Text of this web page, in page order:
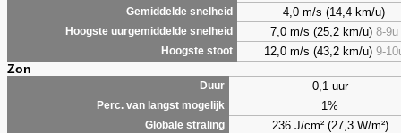
Gemiddelde snelheid 4,0 m/s (14,4 km/u)
Hoogste uurgemiddelde snelheid 7,0 m/s (25,2 km/u) 8-9u
Hoogste stoot 12,0 m/s (43,2 km/u) 9-
Zon
Duur 0,1 uur
Perc. van langst mogelijk 1%
Globale straling 236 J/cm² (27,3 W/m²)